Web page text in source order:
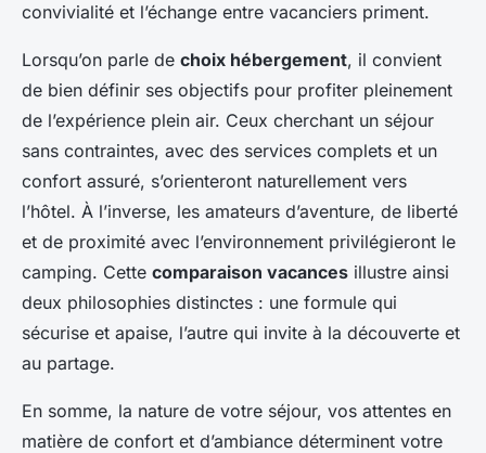
convivialité et l’échange entre vacanciers priment.
Lorsqu’on parle de choix hébergement, il convient
de bien définir ses objectifs pour profiter pleinement
de l’expérience plein air. Ceux cherchant un séjour
sans contraintes, avec des services complets et un
confort assuré, s’orienteront naturellement vers
l’hôtel. À l’inverse, les amateurs d’aventure, de liberté
et de proximité avec l’environnement privilégieront le
camping. Cette comparaison vacances illustre ainsi
deux philosophies distinctes : une formule qui
sécurise et apaise, l’autre qui invite à la découverte et
au partage.
En somme, la nature de votre séjour, vos attentes en
matière de confort et d’ambiance déterminent votre